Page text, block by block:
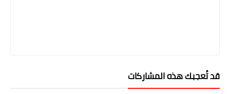
قد تُعجبك هذه المشاركات